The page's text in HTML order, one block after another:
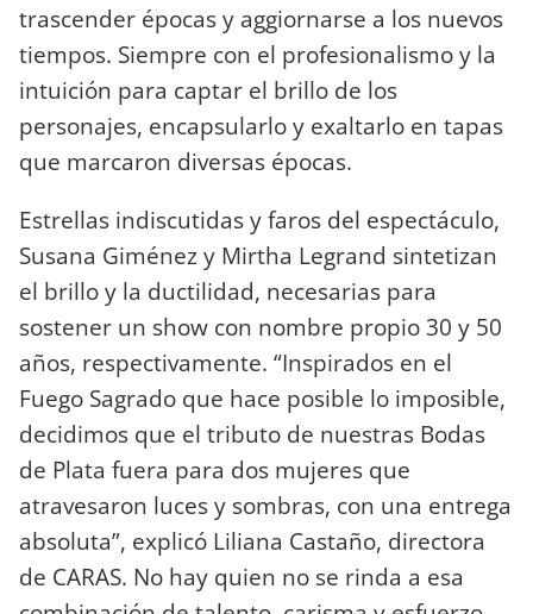
trascender épocas y aggiornarse a los nuevos
tiempos. Siempre con el profesionalismo y la
intuición para captar el brillo de los
personajes, encapsularlo y exaltarlo en tapas
que marcaron diversas épocas.
Estrellas indiscutidas y faros del espectáculo,
Susana Giménez y Mirtha Legrand sintetizan
el brillo y la ductilidad, necesarias para
sostener un show con nombre propio 30 y 50
años, respectivamente. “Inspirados en el
Fuego Sagrado que hace posible lo imposible,
decidimos que el tributo de nuestras Bodas
de Plata fuera para dos mujeres que
atravesaron luces y sombras, con una entrega
absoluta”, explicó Liliana Castaño, directora
de CARAS. No hay quien no se rinda a esa